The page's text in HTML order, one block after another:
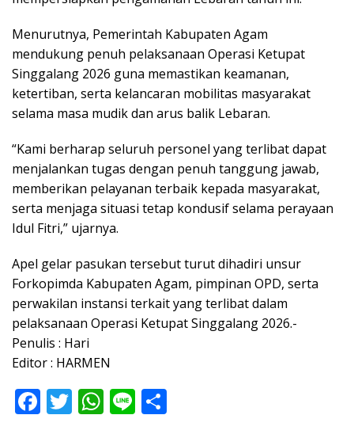
Menurutnya, Pemerintah Kabupaten Agam
mendukung penuh pelaksanaan Operasi Ketupat
Singgalang 2026 guna memastikan keamanan,
ketertiban, serta kelancaran mobilitas masyarakat
selama masa mudik dan arus balik Lebaran.
“Kami berharap seluruh personel yang terlibat dapat
menjalankan tugas dengan penuh tanggung jawab,
memberikan pelayanan terbaik kepada masyarakat,
serta menjaga situasi tetap kondusif selama perayaan
Idul Fitri,” ujarnya.
Apel gelar pasukan tersebut turut dihadiri unsur
Forkopimda Kabupaten Agam, pimpinan OPD, serta
perwakilan instansi terkait yang terlibat dalam
pelaksanaan Operasi Ketupat Singgalang 2026.-
Penulis : Hari
Editor : HARMEN
F T W Li